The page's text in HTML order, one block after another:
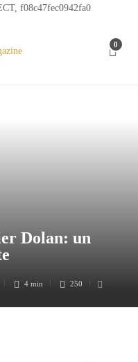
f08c47fec0942fa0
0
Dolan: un
4 min 250